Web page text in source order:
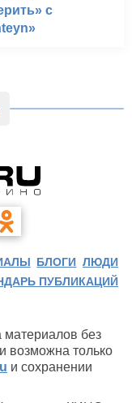
с
БЛОГИ ЛЮДИ
ПУБЛИКАЦИЙ
материалов без
возможна только
и сохранении